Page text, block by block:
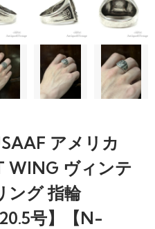
アメリカ
WING ヴィンテ
ング 指輪
号】【N-